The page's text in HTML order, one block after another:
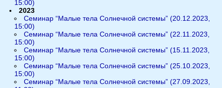
15:00)
2023
Семинар “Малые тела Солнечной системы” (20.12.2023,
15:00)
Семинар “Малые тела Солнечной системы” (22.11.2023,
15:00)
Семинар “Малые тела Солнечной системы” (15.11.2023,
15:00)
Семинар “Малые тела Солнечной системы” (25.10.2023,
15:00)
Семинар “Малые тела Солнечной системы” (27.09.2023,